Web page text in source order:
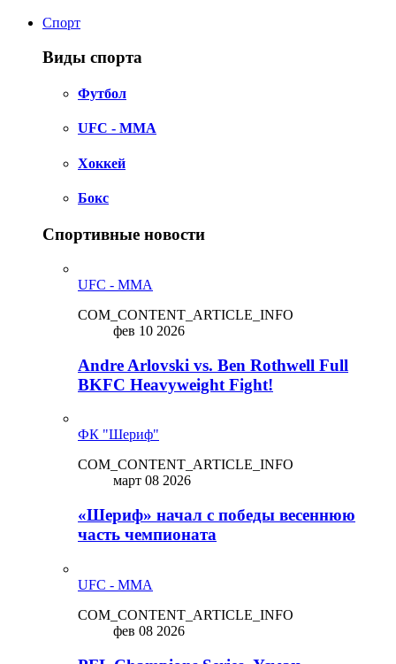
Спорт
Виды спорта
Футбол
UFC - MMA
Хоккей
Бокс
Спортивные новости
UFC - MMA
COM_CONTENT_ARTICLE_INFO
фев 10 2026
Andre Arlovski vs. Ben Rothwell Full
BKFC Heavyweight Fight!
ФК "Шериф"
COM_CONTENT_ARTICLE_INFO
март 08 2026
«Шериф» начал с победы весеннюю
часть чемпионата
UFC - MMA
COM_CONTENT_ARTICLE_INFO
фев 08 2026